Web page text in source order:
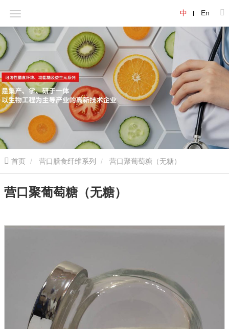
中 En
首页 营口膳食纤维系列 营口聚葡萄糖（无糖）
营口聚葡萄糖（无糖）